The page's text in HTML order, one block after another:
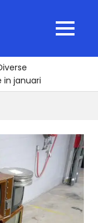
MENU
in januari